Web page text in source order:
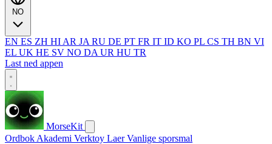
EN ES ZH HI AR JA RU DE PT FR IT ID KO PL CS TH BN VI
EL UK HE SV NO DA UR HU TR
Last ned appen
MorseKit
Ordbok Akademi Verktoy LaerVanlige sporsmal